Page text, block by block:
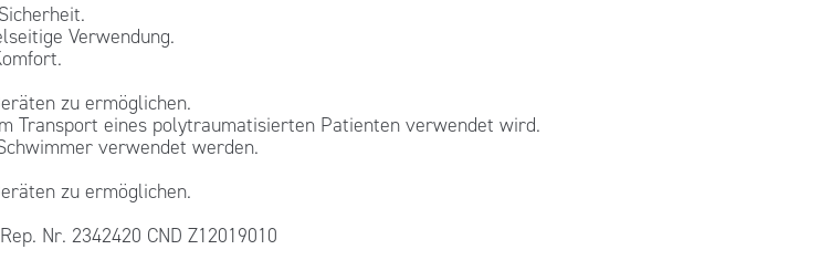
Verwendung.
zu ermöglichen.
Transport eines polytraumatisierten Patienten verwendet wird.
verwendet werden.
zu ermöglichen.
Nr. 2342420 CND Z12019010